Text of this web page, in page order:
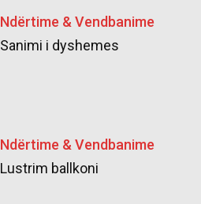
Ndërtime & Vendbanime
Sanimi i dyshemes
Ndërtime & Vendbanime
Lustrim ballkoni